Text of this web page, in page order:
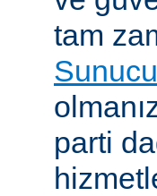
tam
parti